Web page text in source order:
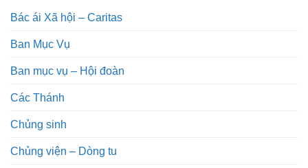
Bác ái Xã hội – Caritas
Ban Mục Vụ
Ban mục vụ – Hội đoàn
Các Thánh
Chủng sinh
Chủng viện – Dòng tu